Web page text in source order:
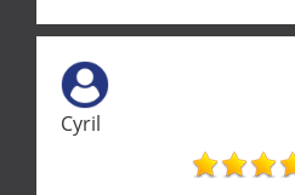
demande de l écoute et de
ne se trouve que chez les
Merci a ce monsieur pour
Cyril